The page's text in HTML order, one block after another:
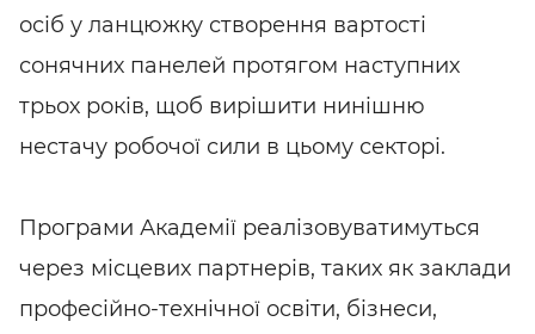
осіб у ланцюжку створення вартості
сонячних панелей протягом наступних
трьох років, щоб вирішити нинішню
нестачу робочої сили в цьому секторі.
Програми Академії реалізовуватимуться
через місцевих партнерів, таких як заклади
професійно-технічної освіти, бізнеси,